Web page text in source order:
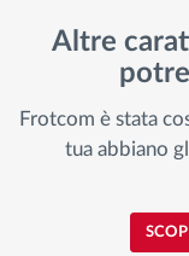
Altre
Frotcom è stata
tua abbiano